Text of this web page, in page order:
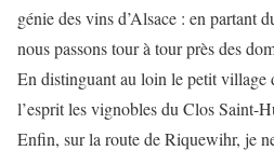
génie des vins d’Alsace : en partant
nous passons tour à tour près des
En distinguant au loin le petit
l’esprit les vignobles du Clos Saint-
Enfin, sur la route de Riquewihr, je